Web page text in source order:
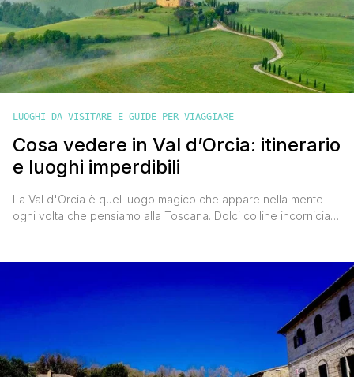
LUOGHI DA VISITARE E GUIDE PER VIAGGIARE
Cosa vedere in Val d’Orcia: itinerario
e luoghi imperdibili
La Val d'Orcia è quel luogo magico che appare nella mente
ogni volta che pensiamo alla Toscana. Dolci colline incorniciate
angolo di paradiso, situato in provincia di Siena e a poca